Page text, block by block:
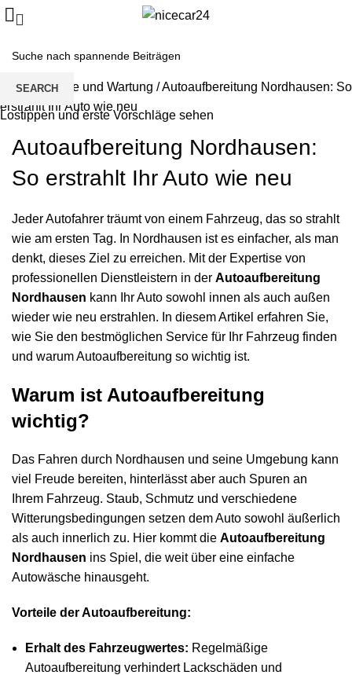
Home/Pflege und Wartung /Autoaufbereitung Nordhausen: So
erstrahlt Ihr Auto wie neu
Autoaufbereitung Nordhausen:
So erstrahlt Ihr Auto wie neu
Jeder Autofahrer träumt von einem Fahrzeug, das so strahlt
wie am ersten Tag. In Nordhausen ist es einfacher, als man
denkt, dieses Ziel zu erreichen. Mit der Expertise von
professionellen Dienstleistern in der Autoaufbereitung
Nordhausen kann Ihr Auto sowohl innen als auch außen
wieder wie neu erstrahlen. In diesem Artikel erfahren Sie,
wie Sie den bestmöglichen Service für Ihr Fahrzeug finden
und warum Autoaufbereitung so wichtig ist.
Warum ist Autoaufbereitung
wichtig?
Das Fahren durch Nordhausen und seine Umgebung kann
viel Freude bereiten, hinterlässt aber auch Spuren an
Ihrem Fahrzeug. Staub, Schmutz und verschiedene
Witterungsbedingungen setzen dem Auto sowohl äußerlich
als auch innerlich zu. Hier kommt die Autoaufbereitung
Nordhausen ins Spiel, die weit über eine einfache
Autowäsche hinausgeht.
Vorteile der Autoaufbereitung:
Erhalt des Fahrzeugwertes: Regelmäßige
Autoaufbereitung verhindert Lackschäden und
SEARCH
Lostippen und erste Vorschläge sehen